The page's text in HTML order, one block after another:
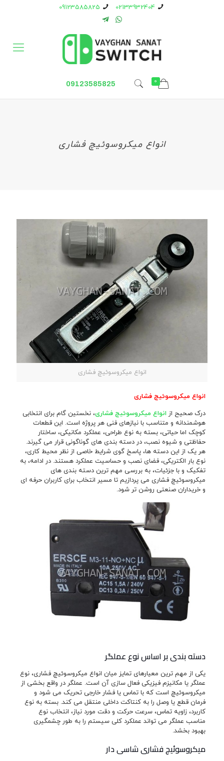
02133932404
09123585825
0
09123585825
انواع میکروسوئیچ فشاری
انواع میکروسوئیچ فشاری
انواع میکروسوئیچ فشاری
درک صحیح از انواع میکروسوئیچ فشاری، نخستین گام برای انتخابی
هوشمندانه و متناسب با نیازهای فنی هر پروژه است. این قطعات
کوچک اما حیاتی، بسته به نوع طراحی، عملکرد مکانیکی، ساختار
حفاظتی و شیوه نصب، در دسته بندی های گوناگونی قرار می گیرند.
هر یک از این دسته ها، پاسخ گوی شرایط خاصی از نظر محیط کاری،
نوع بار الکتریکی، فضای نصب و حساسیت عملکرد هستند. در ادامه، به
تفکیک و با جزئیات، به بررسی مهم ترین دسته بندی های
میکروسوئیچ فشاری می پردازیم تا مسیر انتخاب برای کاربران حرفه ای
و خریداران صنعتی روشن تر شود.
دسته بندی بر اساس نوع عملگر
یکی از مهم ترین معیارهای تمایز میان انواع میکروسوئیچ فشاری، نوع
عملگر یا مکانیزم فیزیکی فعال سازی آن است. عملگر در واقع بخشی از
میکروسوئیچ است که با تماس یا فشار خارجی تحریک می شود و
فرمان قطع یا وصل را به کنتاکت داخلی منتقل می کند. بسته به نوع
کاربرد، زاویه تماس، سرعت حرکت و دقت مورد نیاز، انتخاب نوع
مناسب عملگر می تواند عملکرد کلی سیستم را به طور چشمگیری
بهبود بخشد.
میکروسوئیچ فشاری شاسی دار